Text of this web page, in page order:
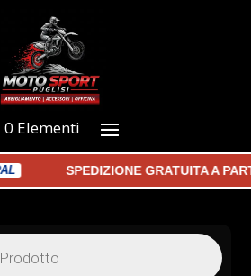
0 Elementi
SPEDIZIONE GRATUITA A